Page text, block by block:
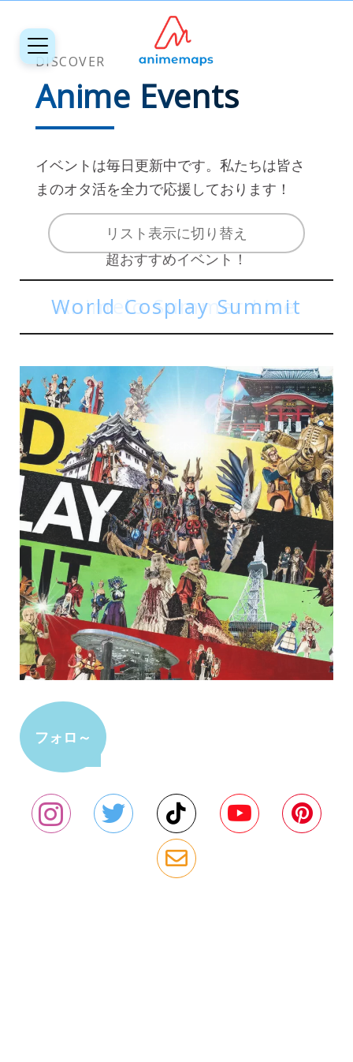
DISCOVER
Anime Events
イベントは毎日更新中です。私たちは皆さ
まのオタ活を全力で応援しております！
リスト表示に切り替え
超おすすめイベント！
World Cosplay Summit
超おすすめイベント！
Animelo Summer Live
フォロ～
＾！